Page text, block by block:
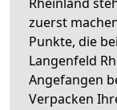
zuerst
Punkte, die
Langenfeld
Angefangen
Verpacken